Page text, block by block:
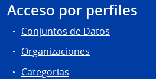
Acceso por perfiles
Conjuntos de Datos
Organizaciones
Categorias